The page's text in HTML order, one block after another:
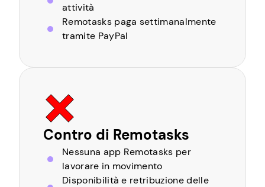
attività
Remotasks paga settimanalmente
tramite PayPal
Contro di Remotasks
Nessuna app Remotasks per
lavorare in movimento
Disponibilità e retribuzione delle